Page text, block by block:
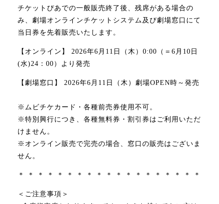
チケットぴあでの一般販売終了後、残席がある場合の
み、劇場オンラインチケットシステム及び劇場窓口にて
当日券を先着販売いたします。
【オンライン】 2026年6月11日（木）0:00（＝6月10日
(水)24：00）より発売
【劇場窓口】 2026年6月11日（木）劇場OPEN時～発売
※ムビチケカード・各種前売券使用不可。
※特別興行につき、各種無料券・割引券はご利用いただ
けません。
※オンライン販売で完売の場合、窓口の販売はございま
せん。
＊ ＊ ＊ ＊ ＊ ＊ ＊ ＊ ＊ ＊ ＊ ＊ ＊ ＊ ＊ ＊ ＊ ＊ ＊
＜ご注意事項＞